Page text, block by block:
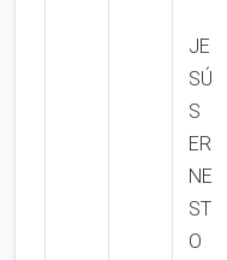
JE
SÚ
S
ER
NE
ST
O